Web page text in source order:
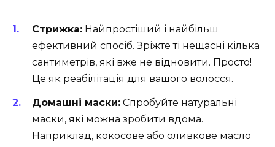
Стрижка: Найпростіший і найбільш
ефективний спосіб. Зріжте ті нещасні кілька
сантиметрів, які вже не відновити. Просто!
Це як реабілітація для вашого волосся.
Домашні маски: Спробуйте натуральні
маски, які можна зробити вдома.
Наприклад, кокосове або оливкове масло